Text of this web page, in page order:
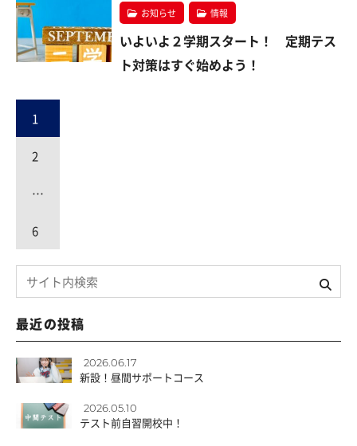
お知らせ
情報
いよいよ２学期スタート！ 定期テス
ト対策はすぐ始めよう！
1
2
…
6
最近の投稿
2026.06.17
新設！昼間サポートコース
2026.05.10
テスト前自習開校中！